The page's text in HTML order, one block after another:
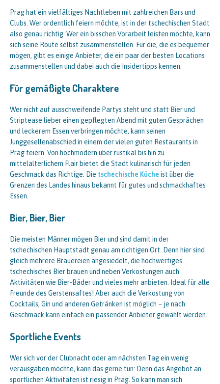
Prag hat ein vielfältiges Nachtleben mit zahlreichen Bars und
Clubs. Wer ordentlich feiern möchte, ist in der tschechischen Stadt
also genau richtig. Wer ein bisschen Vorarbeit leisten möchte, kann
sich seine Route selbst zusammenstellen. Für die, die es bequemer
mögen, gibt es einige Anbieter, die ein paar der besten Locations
zusammenstellen und dabei auch die Insidertipps kennen.
Für gemäßigte Charaktere
Wer nicht auf ausschweifende Partys steht und statt Bier und
Striptease lieber einen gepflegten Abend mit guten Gesprächen
und leckerem Essen verbringen möchte, kann seinen
Junggesellenabschied in einem der vielen guten Restaurants in
Prag feiern. Von hochmodern über rustikal bis hin zu
mittelalterlichem Flair bietet die Stadt kulinarisch für jeden
Geschmack das Richtige. Die tschechische Küche ist über die
Grenzen des Landes hinaus bekannt für gutes und schmackhaftes
Essen.
Bier, Bier, Bier
Die meisten Männer mögen Bier und sind damit in der
tschechischen Hauptstadt genau am richtigen Ort. Denn hier sind
gleich mehrere Brauereien angesiedelt, die hochwertiges
tschechisches Bier brauen und neben Verkostungen auch
Aktivitäten wie Bier-Bäder und vieles mehr anbieten. Ideal für alle
Freunde des Gerstensaftes! Aber auch die Verkostung von
Cocktails, Gin und anderen Getränken ist möglich – je nach
Geschmack kann einfach ein passender Anbieter gewählt werden.
Sportliche Events
Wer sich vor der Clubnacht oder am nächsten Tag ein wenig
verausgaben möchte, kann das gerne tun: Denn das Angebot an
sportlichen Aktivitäten ist riesig in Prag. So kann man sich